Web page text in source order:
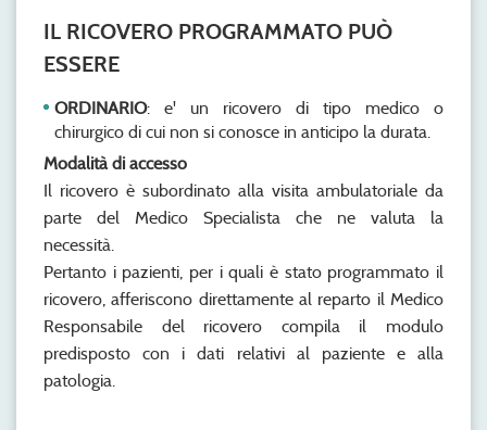
IL RICOVERO PROGRAMMATO PUÒ
ESSERE
ORDINARIO: e' un ricovero di tipo medico o
chirurgico di cui non si conosce in anticipo la durata.
Modalità di accesso
Il ricovero è subordinato alla visita ambulatoriale da
parte del Medico Specialista che ne valuta la
necessità.
Pertanto i pazienti, per i quali è stato programmato il
ricovero, afferiscono direttamente al reparto il Medico
Responsabile del ricovero compila il modulo
predisposto con i dati relativi al paziente e alla
patologia.